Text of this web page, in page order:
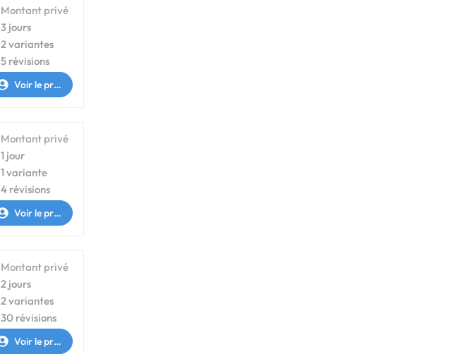
Montant privé
3 jours
2 variantes
5 révisions
Voir le profil
Montant privé
1 jour
1 variante
4 révisions
Voir le profil
Montant privé
2 jours
2 variantes
30 révisions
Voir le profil